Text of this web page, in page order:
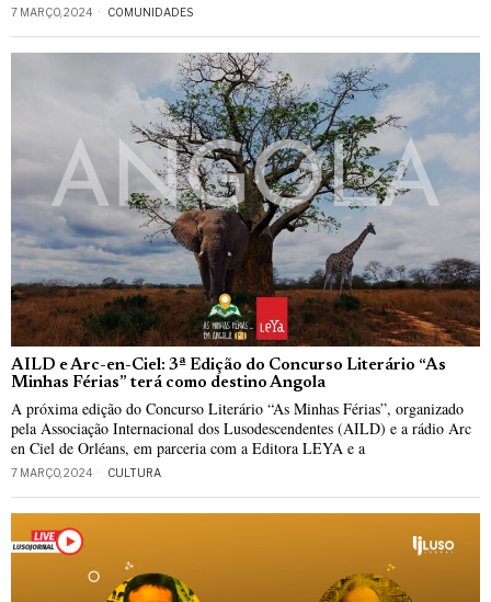
7 MARÇO, 2024 COMUNIDADES
AILD e Arc-en-Ciel: 3ª Edição do Concurso Literário “As
Minhas Férias” terá como destino Angola
A próxima edição do Concurso Literário “As Minhas Férias”, organizado
pela Associação Internacional dos Lusodescendentes (AILD) e a rádio Arc
en Ciel de Orléans, em parceria com a Editora LEYA e a
7 MARÇO, 2024 CULTURA